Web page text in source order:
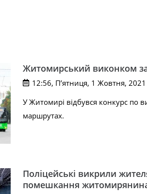
Житомирський виконком
12:56, П’ятниця, 1 Жовтня, 2021
У Житомирі відбувся конкурс по
маршрутах.
Поліцейські викрили
помешкання